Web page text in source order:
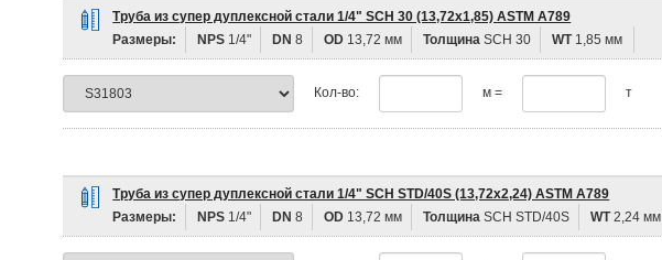
Труба из супер дуплексной стали 1/4" SCH 30 (13,72х1,85) ASTM A789
Размеры:
NPS 1/4" DN 8 OD 13,72 мм Толщина SCH 30 WT1,85 мм
Кол-во: м = т
Труба из супер дуплексной стали 1/4" SCH STD/40S (13,72х2,24) ASTM A789
Размеры:
NPS 1/4" DN 8 OD 13,72 мм Толщина SCH STD/40S WT2,24 мм